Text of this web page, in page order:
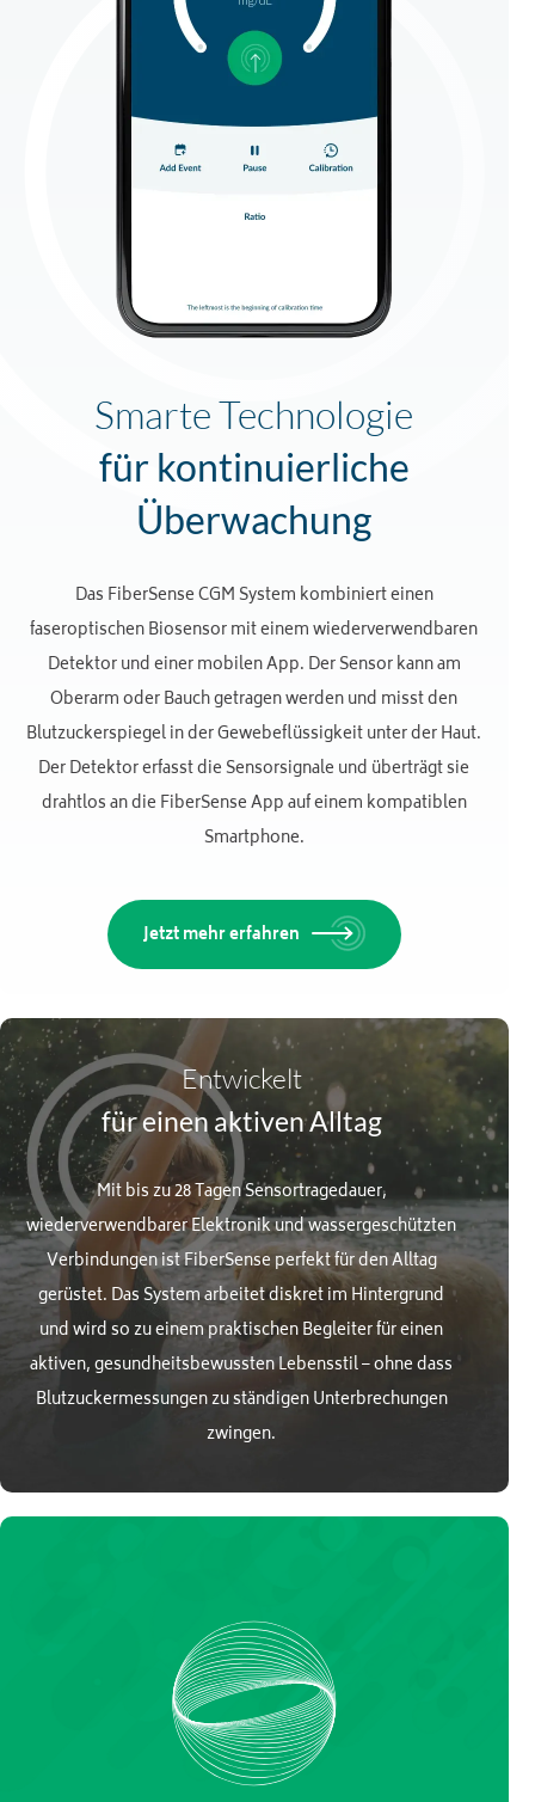
Smarte Technologie
für kontinuierliche
Überwachung
Das FiberSense CGM System kombiniert einen
faseroptischen Biosensor mit einem wiederverwendbaren
Detektor und einer mobilen App. Der Sensor kann am
Oberarm oder Bauch getragen werden und misst den
Blutzuckerspiegel in der Gewebeflüssigkeit unter der Haut.
Der Detektor erfasst die Sensorsignale und überträgt sie
drahtlos an die FiberSense App auf einem kompatiblen
Smartphone.
Jetzt mehr erfahren
Entwickelt
für einen aktiven Alltag
Mit bis zu 28 Tagen Sensortragedauer,
wiederverwendbarer Elektronik und wassergeschützten
Verbindungen ist FiberSense perfekt für den Alltag
gerüstet. Das System arbeitet diskret im Hintergrund
und wird so zu einem praktischen Begleiter für einen
aktiven, gesundheitsbewussten Lebensstil – ohne dass
Blutzuckermessungen zu ständigen Unterbrechungen
zwingen.